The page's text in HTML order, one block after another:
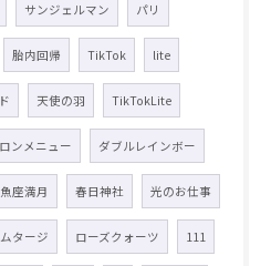
サンジェルマン パリ
胎内回帰 TikTok lite
天使の羽 TikTokLite
ンメニュー ダブルレインボー
魚座満月 春日神社 光のお仕事
タージ ローズクォーツ 111